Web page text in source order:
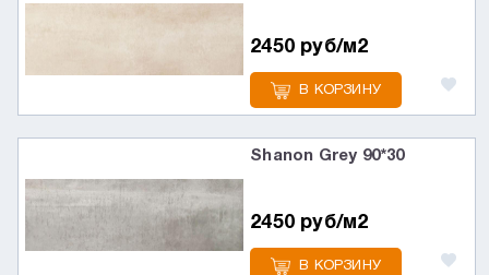
2450 руб/м2
В КОРЗИНУ
Shanon Grey 90*30
2450 руб/м2
В КОРЗИНУ